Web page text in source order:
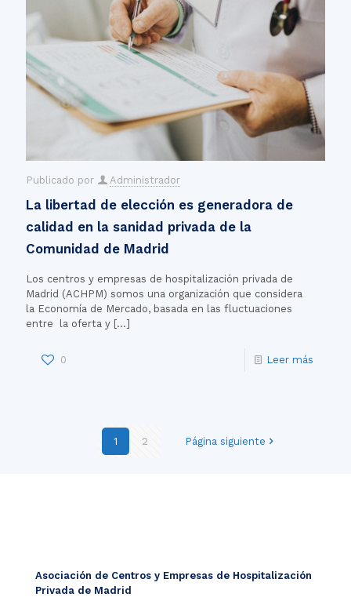
Publicado por Administrador
La libertad de elección es generadora de
calidad en la sanidad privada de la
Comunidad de Madrid
Los centros y empresas de hospitalización privada de
Madrid (ACHPM) somos una organización que considera
la Economía de Mercado, basada en las fluctuaciones
entre la oferta y […]
0 Leer más
1 2 Página siguiente
Asociación de Centros y Empresas de Hospitalización
Privada de Madrid